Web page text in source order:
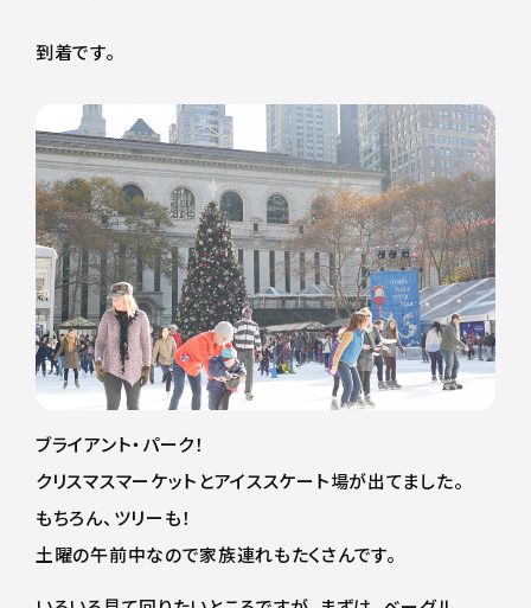
到着です。
ブライアント・パーク！
クリスマスマーケットとアイススケート場が出てました。
もちろん、ツリーも！
土曜の午前中なので家族連れもたくさんです。